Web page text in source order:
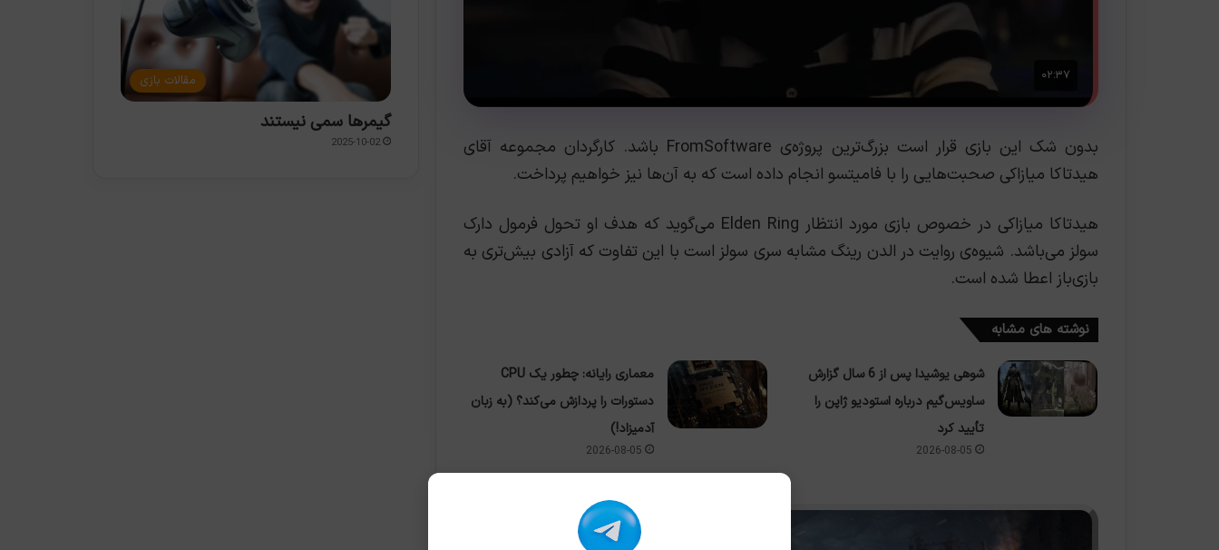
بدون شک این بازی قرار است بزرگ‌ترین پروژه‌ی FromSoftware باشد. کارگردان مجموعه آقای
هیدتاکا میازاکی صحبت‌هایی را با فامیتسو انجام داده است که به آن‌ها نیز خواهیم پرداخت.
هیدتاکا میازاکی در خصوص بازی مورد انتظار Elden Ring می‌گوید که هدف او تحول فرمول دارک
سولز می‌باشد. شیوه‌ی روایت در الدن رینگ مشابه سری سولز است با این تفاوت که آزادی بیش‌تری به
بازی‌باز اعطا شده است.
نوشته های مشابه
شوهی یوشیدا پس از 6 سال گزارش
ساویس‌گیم درباره استودیو ژاپن را
تأیید کرد
2026-08-05
معماری رایانه: چطور یک CPU
دستورات را پردازش می‌کند؟ (به زبان
آدمیزاد!)
2026-08-05
مقالات بازی
گیمرها سمی نیستند
2025-10-02